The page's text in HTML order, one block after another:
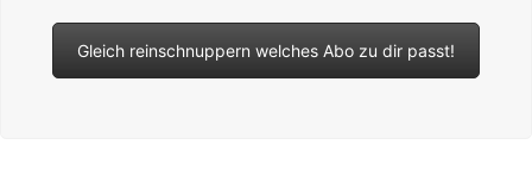
Gleich reinschnuppern welches Abo zu dir passt!